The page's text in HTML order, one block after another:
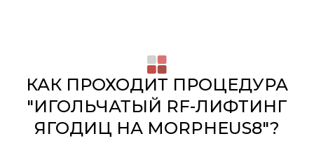
КАК ПРОХОДИТ ПРОЦЕДУРА
"ИГОЛЬЧАТЫЙ RF-ЛИФТИНГ
ЯГОДИЦ НА MORPHEUS8"?